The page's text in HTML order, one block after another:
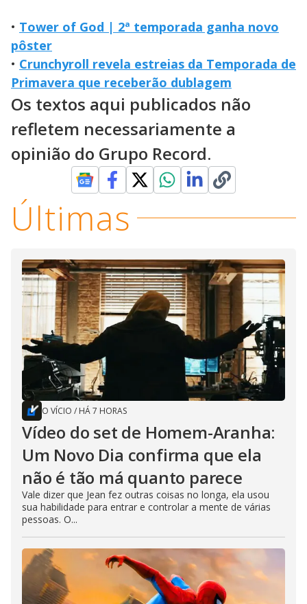
• Tower of God | 2ª temporada ganha novo
pôster
• Crunchyroll revela estreias da Temporada de
Primavera que receberão dublagem
Os textos aqui publicados não
refletem necessariamente a
opinião do Grupo Record.
Últimas
O VÍCIO / HÁ 7 HORAS
Vídeo do set de Homem-Aranha:
Um Novo Dia confirma que ela
não é tão má quanto parece
Vale dizer que Jean fez outras coisas no longa, ela usou
sua habilidade para entrar e controlar a mente de várias
pessoas. O...